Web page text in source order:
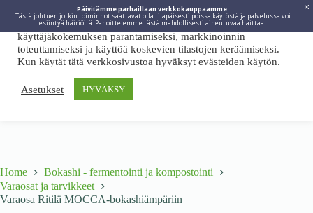
Päivitämme parhaillaan verkkokauppaamme.
Tästä johtuen jotkin toiminnot saattavat olla tilapäisesti poissa käytöstä ja palvelussa voi
esiintyä häiriöitä. Pahoittelemme tästä mahdollisesti aiheutuvaa haittaa!
Home
Bokashi - fermentointi ja kompostointi
Varaosat ja tarvikkeet
Varaosa Ritilä MOCCA-bokashiämpäriin
Viidakkotohtori.fi käyttää internetpalveluissaan evästeitä
käyttäjäkokemuksen parantamiseksi, markkinoinnin
toteuttamiseksi ja käyttöä koskevien tilastojen keräämiseksi.
Kun käytät tätä verkkosivustoa hyväksyt evästeiden käytön.
Asetukset HYVÄKSY